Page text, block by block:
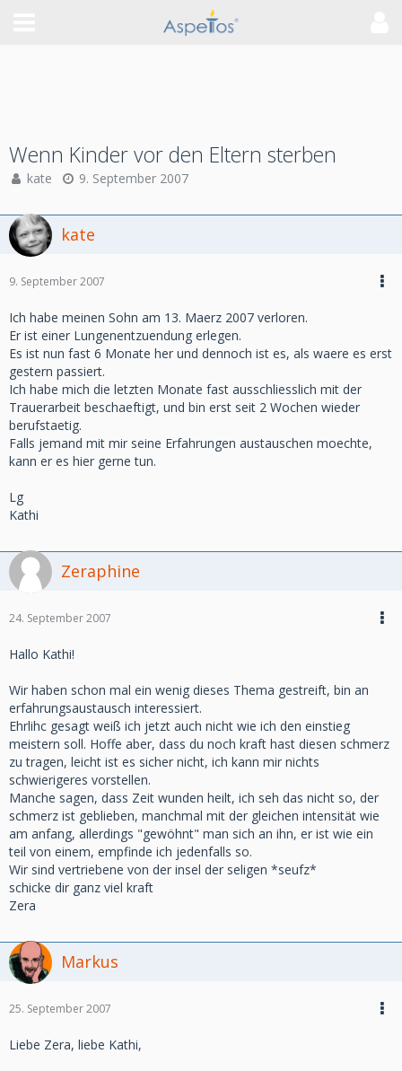
Wenn Kinder vor den Eltern sterben
kate 9. September 2007
kate
9. September 2007
Ich habe meinen Sohn am 13. Maerz 2007 verloren.
Er ist einer Lungenentzuendung erlegen.
Es ist nun fast 6 Monate her und dennoch ist es, als waere es erst
gestern passiert.
Ich habe mich die letzten Monate fast ausschliesslich mit der
Trauerarbeit beschaeftigt, und bin erst seit 2 Wochen wieder
berufstaetig.
Falls jemand mit mir seine Erfahrungen austauschen moechte,
kann er es hier gerne tun.
Lg
Kathi
Zeraphine
24. September 2007
Hallo Kathi!
Wir haben schon mal ein wenig dieses Thema gestreift, bin an
erfahrungsaustausch interessiert.
Ehrlihc gesagt weiß ich jetzt auch nicht wie ich den einstieg
meistern soll. Hoffe aber, dass du noch kraft hast diesen schmerz
zu tragen, leicht ist es sicher nicht, ich kann mir nichts
schwierigeres vorstellen.
Manche sagen, dass Zeit wunden heilt, ich seh das nicht so, der
schmerz ist geblieben, manchmal mit der gleichen intensität wie
am anfang, allerdings "gewöhnt" man sich an ihn, er ist wie ein
teil von einem, empfinde ich jedenfalls so.
Wir sind vertriebene von der insel der seligen *seufz*
schicke dir ganz viel kraft
Zera
Markus
25. September 2007
Liebe Zera, liebe Kathi,